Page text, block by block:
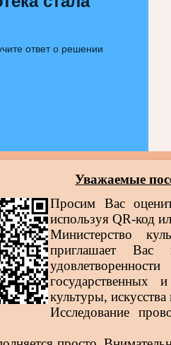
ответ о решении
Уважаемые
Просим Вас
используя QR-код
Министерство
приглашает Вас
государственных
культуры,
Исследование